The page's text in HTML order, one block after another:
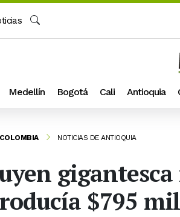
Medellín Bogotá Cali Antioquia
NOTICIAS DE ANTIOQUIA
$795